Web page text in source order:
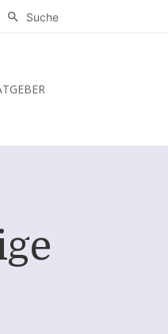
Suche